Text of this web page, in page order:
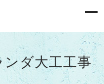
ダ大工工事